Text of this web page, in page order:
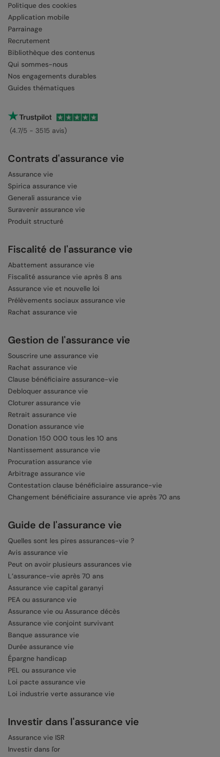
Politique des cookies
Application mobile
Parrainage
Recrutement
Bibliothèque des contenus
Qui sommes-nous
Nos engagements durables
Guides thématiques
(4.7/5 - 3515 avis)
Contrats d'assurance vie
Assurance vie
Spirica assurance vie
Generali assurance vie
Suravenir assurance vie
Produit structuré
Fiscalité de l'assurance vie
Abattement assurance vie
Fiscalité assurance vie après 8 ans
Assurance vie et nouvelle loi
Prélèvements sociaux assurance vie
Rachat assurance vie
Gestion de l'assurance vie
Souscrire une assurance vie
Rachat assurance vie
Clause bénéficiaire assurance-vie
Debloquer assurance vie
Cloturer assurance vie
Retrait assurance vie
Donation assurance vie
Donation 150 000 tous les 10 ans
Nantissement assurance vie
Procuration assurance vie
Arbitrage assurance vie
Contestation clause bénéficiaire assurance-vie
Changement bénéficiaire assurance vie après 70 ans
Guide de l'assurance vie
Quelles sont les pires assurances-vie ?
Avis assurance vie
Peut on avoir plusieurs assurances vie
L’assurance-vie après 70 ans
Assurance vie capital garanyi
PEA ou assurance vie
Assurance vie ou Assurance décès
Assurance vie conjoint survivant
Banque assurance vie
Durée assurance vie
Épargne handicap
PEL ou assurance vie
Loi pacte assurance vie
Loi industrie verte assurance vie
Investir dans l'assurance vie
Assurance vie ISR
Investir dans l'or